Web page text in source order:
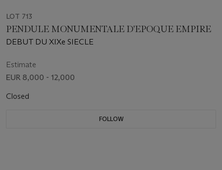
LOT 713
PENDULE MONUMENTALE D'EPOQUE EMPIRE
DEBUT DU XIXe SIECLE
Estimate
EUR 8,000 - 12,000
Closed
FOLLOW